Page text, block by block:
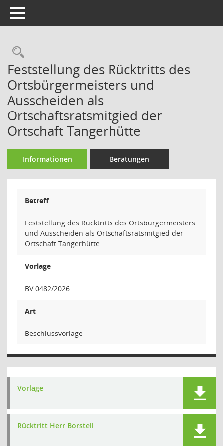
Toggle navigation
Rechercheauswahl
Feststellung des Rücktritts des
Ortsbürgermeisters und
Ausscheiden als
Ortschaftsratsmitgied der
Ortschaft Tangerhütte
Informationen Beratungen
Betreff
Feststellung des Rücktritts des Ortsbürgermeisters
und Ausscheiden als Ortschaftsratsmitgied der
Ortschaft Tangerhütte
Vorlage
BV 0482/2026
Art
Beschlussvorlage
Vorlage
Rücktritt Herr Borstell